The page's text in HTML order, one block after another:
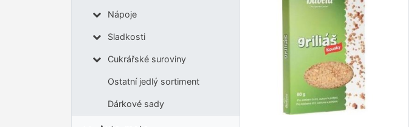
Nápoje
Sladkosti
Cukrářské suroviny
Ostatní jedlý sortiment
Dárkové sady